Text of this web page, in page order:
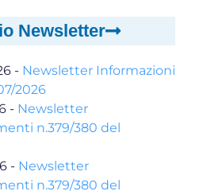
Newsletter
- Newsletter Informazioni
2026
- Newsletter
n.379/380 del
- Newsletter
n.379/380 del